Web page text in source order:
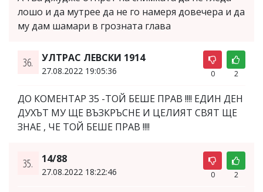
лошо и да мутрее да не го намеря довечера и да
му дам шамари в грозната глава
36. УЛТРАС ЛЕВСКИ 1914
27.08.2022 19:05:36 0 2
ДО КОМЕНТАР 35 -ТОЙ БЕШЕ ПРАВ !!!! ЕДИН ДЕН
ДУХЪТ МУ ЩЕ ВЪЗКРЪСНЕ И ЦЕЛИЯТ СВЯТ ЩЕ
ЗНАЕ , ЧЕ ТОЙ БЕШЕ ПРАВ !!!!
35. 14/88
27.08.2022 18:22:46 0 2